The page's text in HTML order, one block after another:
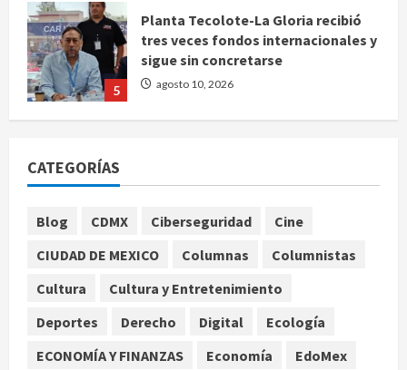
5
Planta Tecolote-La Gloria recibió
tres veces fondos internacionales y
sigue sin concretarse
agosto 10, 2026
Claudia Sheinbaum decreta Jornada
domingo de agosto
agosto 10, 2026
CATEGORÍAS
Blog CDMX Ciberseguridad
Cine
CIUDAD DE MEXICO
Columnas
Columnistas
Cultura
Cultura y Entretenimiento
Deportes
Derecho Digital
Ecología
ECONOMÍA Y FINANZAS
Economía EdoMex